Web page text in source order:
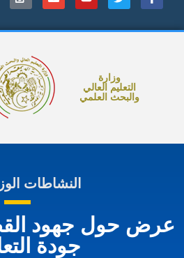
وزارة
التعليم العالي
والبحث العلمي
النشاطات
عرض حول جهود
جودة